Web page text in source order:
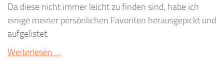
Da diese nicht immer leicht zu finden sind, habe ich
einige meiner persönlichen Favoriten herausgepickt und
aufgelistet.
Weiterlesen …